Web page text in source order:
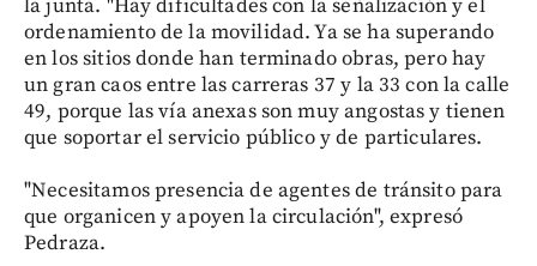
la junta. "Hay dificultades con la señalización y el
ordenamiento de la movilidad. Ya se ha superando
en los sitios donde han terminado obras, pero hay
un gran caos entre las carreras 37 y la 33 con la calle
49, porque las vía anexas son muy angostas y tienen
que soportar el servicio público y de particulares.
"Necesitamos presencia de agentes de tránsito para
que organicen y apoyen la circulación", expresó
Pedraza.